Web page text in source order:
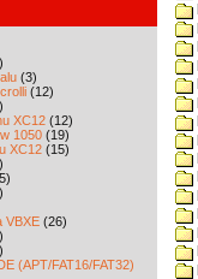
(3)
(12)
XC12 (12)
1050 (19)
XC12 (15)
VBXE (26)
(APT/FAT16/FAT32)